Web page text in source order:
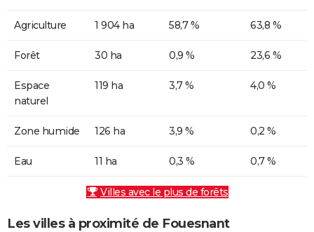
Agriculture 1 904 ha 58,7 % 63,8 %
Forêt 30 ha 0,9 % 23,6 %
Espace
naturel
119 ha 3,7 % 4,0 %
Zone humide 126 ha 3,9 % 0,2 %
Eau 11 ha 0,3 % 0,7 %
Villes avec le plus de forêts
Les villes à proximité de Fouesnant